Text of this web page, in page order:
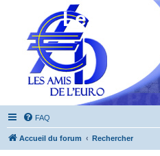
Les Amis
FAQ
Accueil du forum Rechercher